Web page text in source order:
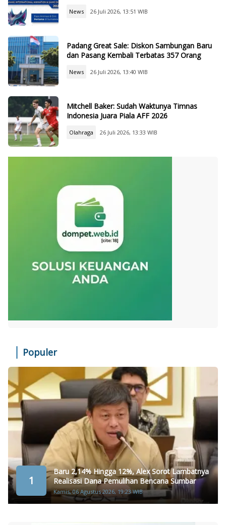
News 26 Juli 2026, 13:51 WIB
Padang Great Sale: Diskon Sambungan Baru
dan Pasang Kembali Terbatas 357 Orang
News 26 Juli 2026, 13:40 WIB
Mitchell Baker: Sudah Waktunya Timnas
Indonesia Juara Piala AFF 2026
Olahraga 26 Juli 2026, 13:33 WIB
Populer
1
Baru 2,14% Hingga 12%, Alex Sorot Lambatnya
Realisasi Dana Pemulihan Bencana Sumbar
Kamis, 06 Agustus 2026, 19:23 WIB